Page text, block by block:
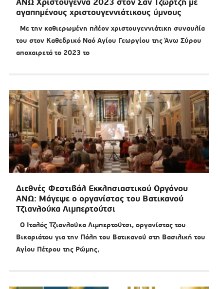
αγαπημένους χριστουγεννιάτικους ύμνους
Με την καθιερωμένη πλέον χριστουγεννιάτικη συναυλία
του στον Καθεδρικό Ναό Αγίου Γεωργίου της Άνω Σύρου
αποχαιρετά το 2023 το
Διεθνές Φεστιβάλ Εκκλησιαστικού Οργάνου
ΑΝΩ: Μάγεψε ο οργανίστας του Βατικανού
Τζιανλούκα Λιμπερτούτσι
Ο Ιταλός Τζιανλούκα Λιμπερτούτσι, οργανίστας του
Βικαριάτου για την Πόλη του Βατικανού στη Βασιλική του
Αγίου Πέτρου της Ρώμης,